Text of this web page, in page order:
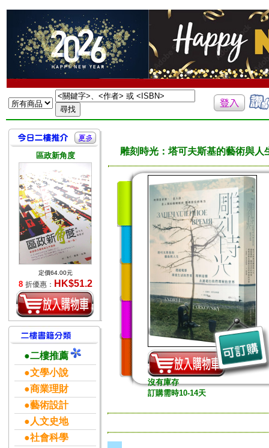
區政新角度
定價64.00元
8 折優惠： HK$51.2
●二樓推薦
●文學小說
●商業理財
●藝術設計
●人文史地
●社會科學
雕刻時光：塔可夫斯基的藝術與
沒有庫存
訂購需時10-14天